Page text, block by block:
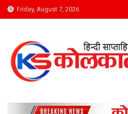
Skip
to
Friday, August 7, 2026
Kolkata Saransh
समाज का आईना